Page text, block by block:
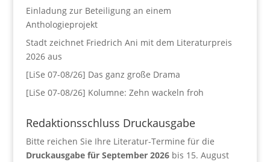
Einladung zur Beteiligung an einem
Anthologieprojekt
Stadt zeichnet Friedrich Ani mit dem Literaturpreis
2026 aus
[LiSe 07-08/26] Das ganz große Drama
[LiSe 07-08/26] Kolumne: Zehn wackeln froh
Redaktionsschluss Druckausgabe
Bitte reichen Sie Ihre Literatur-Termine für die
Druckausgabe für September 2026bis 15. August